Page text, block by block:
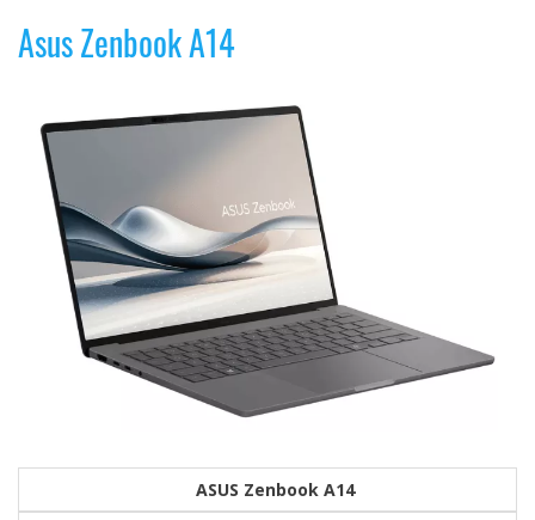
Asus Zenbook A14
ASUS Zenbook A14